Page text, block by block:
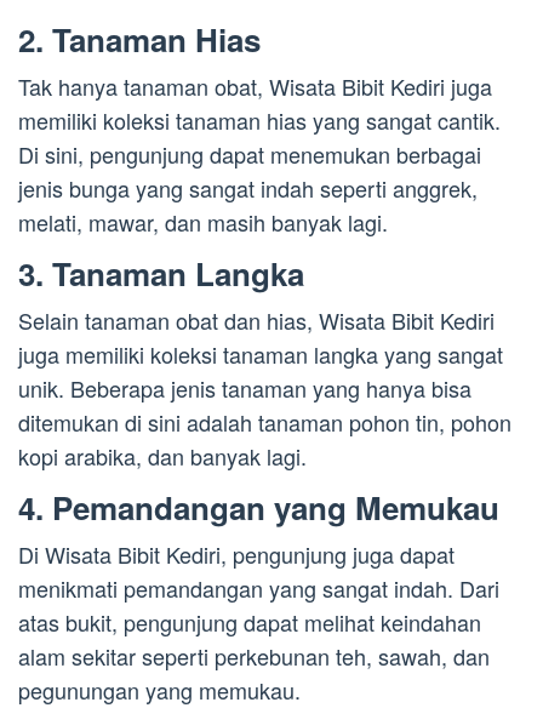
2. Tanaman Hias
Tak hanya tanaman obat, Wisata Bibit Kediri juga
memiliki koleksi tanaman hias yang sangat cantik.
Di sini, pengunjung dapat menemukan berbagai
jenis bunga yang sangat indah seperti anggrek,
melati, mawar, dan masih banyak lagi.
3. Tanaman Langka
Selain tanaman obat dan hias, Wisata Bibit Kediri
juga memiliki koleksi tanaman langka yang sangat
unik. Beberapa jenis tanaman yang hanya bisa
ditemukan di sini adalah tanaman pohon tin, pohon
kopi arabika, dan banyak lagi.
4. Pemandangan yang Memukau
Di Wisata Bibit Kediri, pengunjung juga dapat
menikmati pemandangan yang sangat indah. Dari
atas bukit, pengunjung dapat melihat keindahan
alam sekitar seperti perkebunan teh, sawah, dan
pegunungan yang memukau.